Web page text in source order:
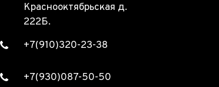
Краснооктябрьская д.
222Б.
+7(910)320-23-38
+7(930)087-50-50